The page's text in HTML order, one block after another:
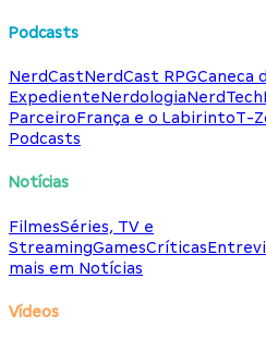
Podcasts
NerdCastNerdCast RPGCaneca
ExpedienteNerdologiaNerdTech
ParceiroFrança e o LabirintoT-
Podcasts
Notícias
FilmesSéries, TV e
StreamingGamesCríticas
mais em Notícias
Vídeos